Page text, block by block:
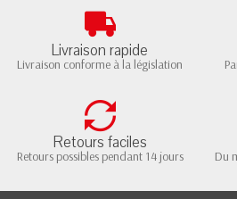
Livraison rapide
Livraison conforme à la législation
Retours faciles
Retours possibles pendant 14 jours
Du